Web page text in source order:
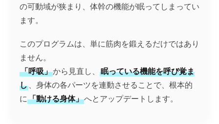
の可動域が狭まり、体幹の機能が眠ってしまってい
ます。
このプログラムは、単に筋肉を鍛えるだけではあり
ません。
「呼吸」から見直し、 眠っている機能を呼び覚ま
し、身体の各パーツを連動させることで、根本的
に「動ける身体」へとアップデートします。